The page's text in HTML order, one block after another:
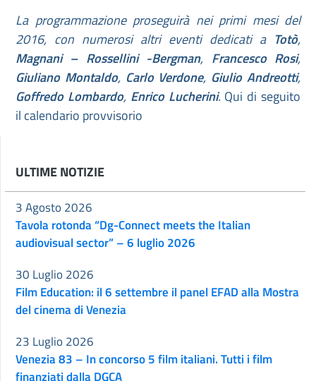
La programmazione proseguirà nei primi mesi del
2016, con numerosi altri eventi dedicati a Totò,
Magnani – Rossellini -Bergman, Francesco Rosi,
Giuliano Montaldo, Carlo Verdone, Giulio Andreotti,
Goffredo Lombardo, Enrico Lucherini. Qui di seguito
il calendario provvisorio
ULTIME NOTIZIE
Tavola rotonda “Dg-Connect meets the Italian
audiovisual sector” – 6 luglio 2026
3 Agosto 2026
Film Education: il 6 settembre il panel EFAD alla Mostra
del cinema di Venezia
30 Luglio 2026
Venezia 83 – In concorso 5 film italiani. Tutti i film
finanziati dalla DGCA
23 Luglio 2026